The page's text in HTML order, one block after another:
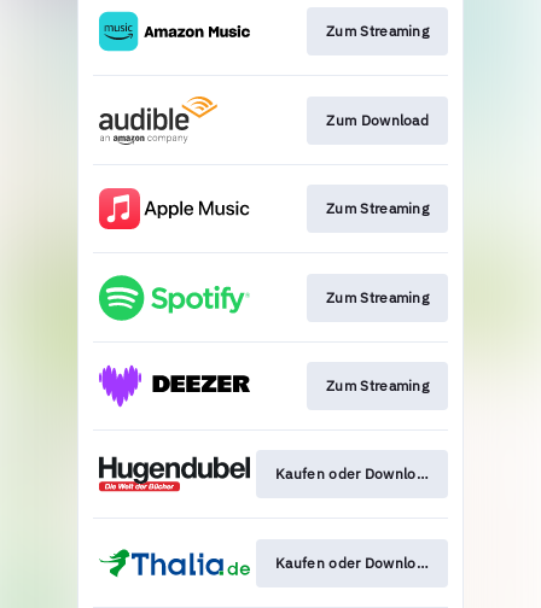
Zum Streaming
Zum Download
Zum Streaming
Zum Streaming
Zum Streaming
Kaufen oder Download
Kaufen oder Download